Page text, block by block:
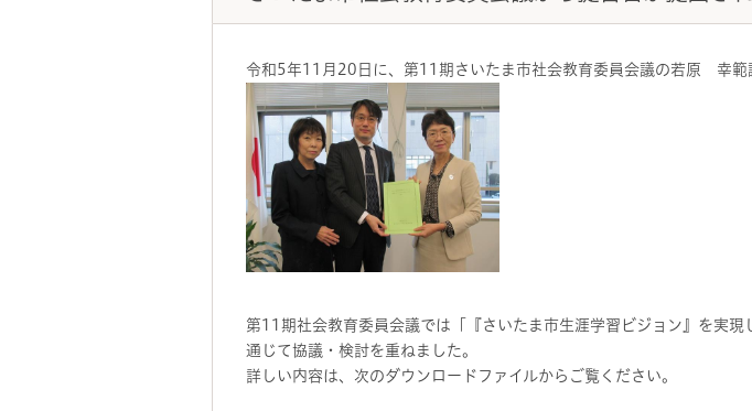
令和5年11月20日に、第11期さいたま市社会教育委員会議の若原 幸
第11期社会教育委員会議では「『さいたま市生涯学習ビジョン』を実
通じて協議・検討を重ねました。
詳しい内容は、次のダウンロードファイルからご覧ください。